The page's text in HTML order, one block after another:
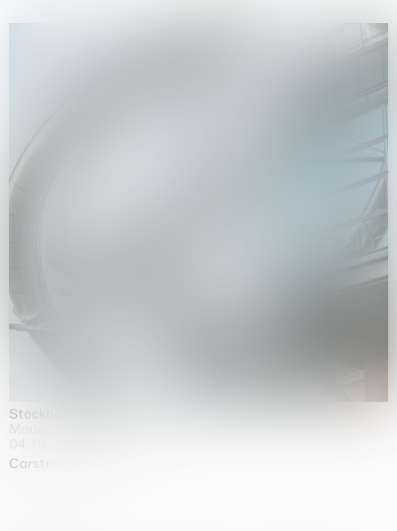
Stockholm Slides
Carsten Höller